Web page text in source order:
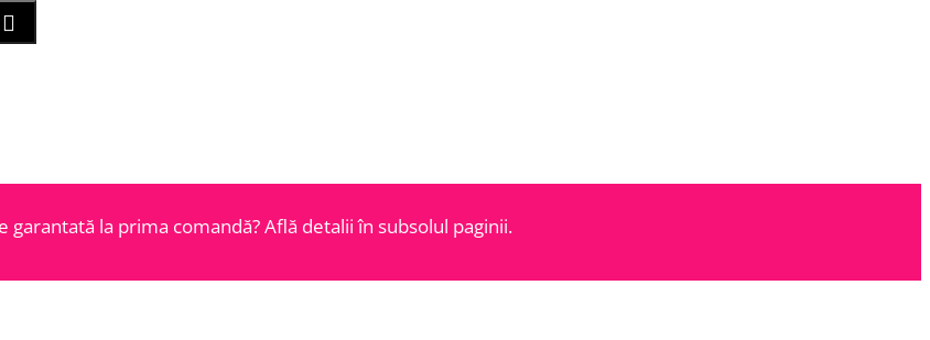
garantată la prima comandă? Află detalii în subsolul paginii.